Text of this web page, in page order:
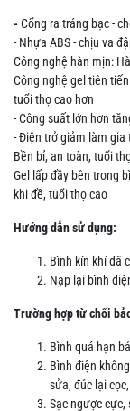
-Cổng ra tráng bạc -
- Nhựa ABS - chịu va
Công nghệ hàn mịn:
Công nghệ gel tiên
tuổi thọ cao
- Công suất lớn hơn
- Điện trở giảm làm gia
Bền bỉ, an
Gel lấp đầy bên trong
khi đề, tuổi thọ cao
Hướng dẫn sử dụng:
Bình kín khí đã
Nạp lại bình
Trường hợp từ chối
Bình quá hạn
Bình điện
sửa, đúc lại
Sạc ngược cực,